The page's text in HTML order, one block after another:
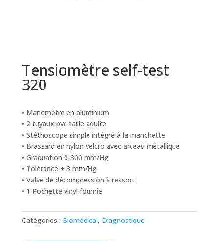
Tensiomètre self-test
320
• Manomètre en aluminium
• 2 tuyaux pvc taille adulte
• Stéthoscope simple intégré à la manchette
• Brassard en nylon velcro avec arceau métallique
• Graduation 0-300 mm/Hg
• Tolérance ± 3 mm/Hg
• Valve de décompression à ressort
• 1 Pochette vinyl fournie
Catégories : Biomédical, Diagnostique